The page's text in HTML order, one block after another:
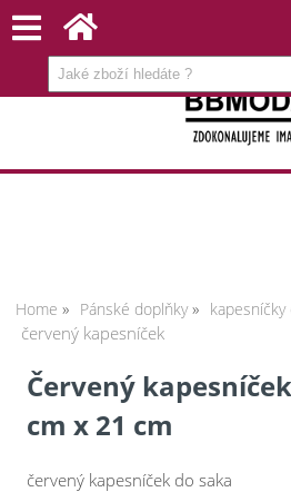
Home Pánské doplňky kapesníčky
červený kapesníček
Červený
cm x 21 cm
červený kapesníček do saka